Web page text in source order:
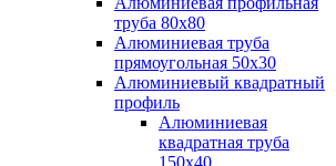
труба 80х80
Алюминиевая труба
прямоугольная 50х30
Алюминиевый квадратный
профиль
Алюминиевая
квадратная труба
150х40